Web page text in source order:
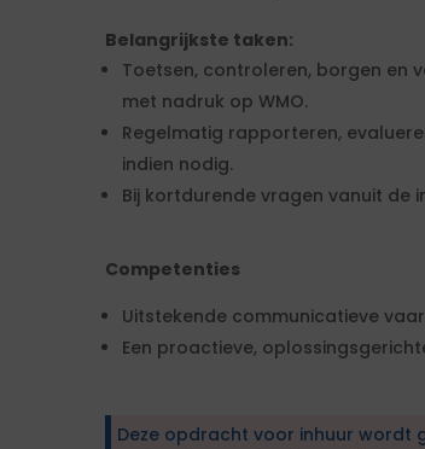
Belangrijkste taken:
Toetsen, controleren, borgen en
met nadruk op WMO.
Regelmatig rapporteren,
indien nodig.
Bij kortdurende vragen vanuit de
Competenties
Uitstekende communicatieve
Een proactieve,
Deze opdracht voor inhuur wordt